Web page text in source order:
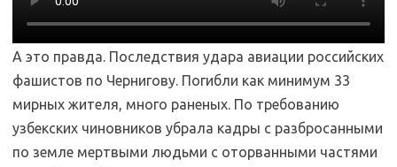
А это правда. Последствия удара авиации российских
фашистов по Чернигову. Погибли как минимум 33
мирных жителя, много раненых. По требованию
узбекских чиновников убрала кадры с разбросанными
по земле мертвыми людьми с оторванными частями